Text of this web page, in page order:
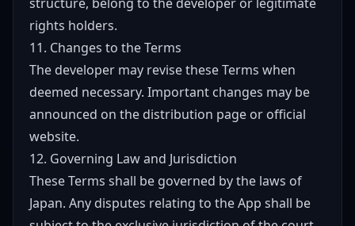
rights holders.
11. Changes to the Terms
The developer may revise these Terms when
deemed necessary. Important changes may be
announced on the distribution page or official
website.
12. Governing Law and Jurisdiction
These Terms shall be governed by the laws of
Japan. Any disputes relating to the App shall be